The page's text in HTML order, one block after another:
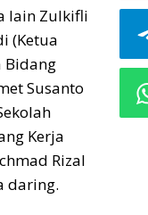
lain Zulkifli
(Ketua
Bidang
Susanto
Kerja
Rizal
daring.